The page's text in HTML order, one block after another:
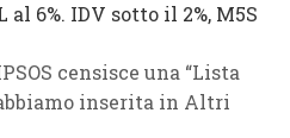
al 6%. IDV sotto il 2%, M5S
censisce una “Lista
inserita in Altri